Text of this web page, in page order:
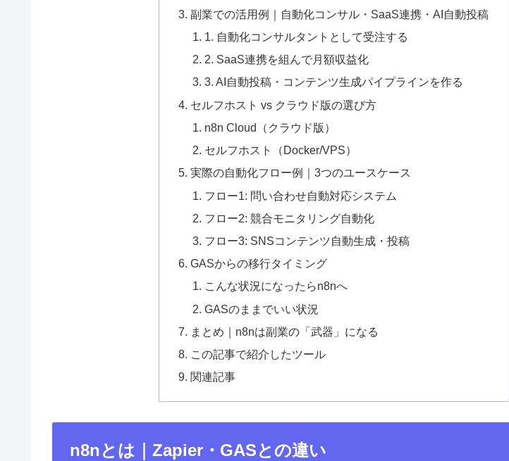
副業での活用例｜自動化コンサル・SaaS連携・AI自動投稿
1. 自動化コンサルタントとして受注する
2. SaaS連携を組んで月額収益化
3. AI自動投稿・コンテンツ生成パイプラインを作る
セルフホスト vs クラウド版の選び方
n8n Cloud（クラウド版）
セルフホスト（Docker/VPS）
実際の自動化フロー例｜3つのユースケース
フロー1: 問い合わせ自動対応システム
フロー2: 競合モニタリング自動化
フロー3: SNSコンテンツ自動生成・投稿
GASからの移行タイミング
こんな状況になったらn8nへ
GASのままでいい状況
まとめ｜n8nは副業の「武器」になる
この記事で紹介したツール
関連記事
n8nとは｜Zapier・GASとの違い